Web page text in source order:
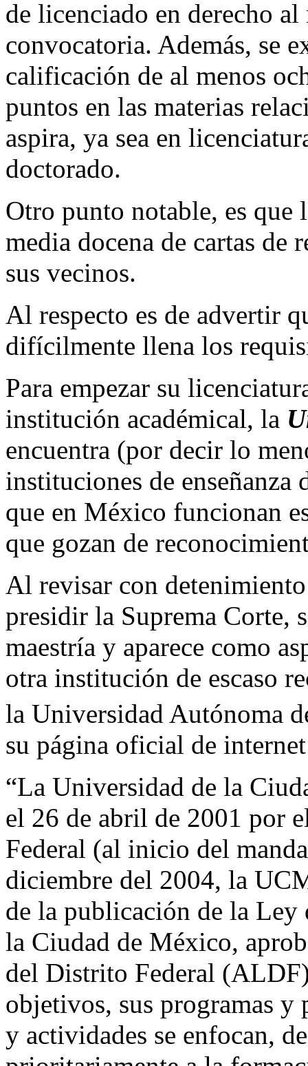
de licenciado en derecho
convocatoria. Además, se
calificación de al menos
puntos en las materias
aspira, ya sea en
doctorado.
Otro punto notable, es que
media docena de cartas de
sus vecinos.
Al respecto es de advertir
difícilmente llena los
Para empezar su
institución académical, la
encuentra (por decir lo
instituciones de enseñanza
que en México funcionan
que gozan de
Al revisar con
presidir la Suprema Corte,
maestría y aparece como
otra institución de escaso
la Universidad Autónoma
su página oficial de
“La Universidad de la
el 26 de abril de 2001 por
Federal (al inicio del
diciembre del 2004, la
de la publicación de la
la Ciudad de México,
del Distrito Federal
objetivos, sus programas y
y actividades se enfocan,